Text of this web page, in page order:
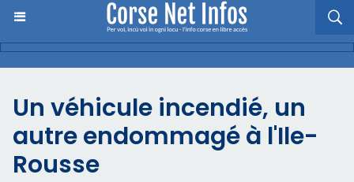
Un véhicule incendié, un
autre endommagé à l'Ile-
Rousse